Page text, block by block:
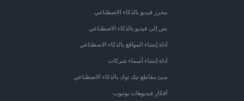
محرر فيديو بالذكاء الاصطناعي
نص إلى فيديو بالذكاء الاصطناعي
أداة إنشاء المواقع بالذكاء الاصطناعي
أداة إنشاء أسماء شركات
منئ مقاطع تيك توك بالذكاء الاصطناعي
أفكار فيديوهات يوتيوب